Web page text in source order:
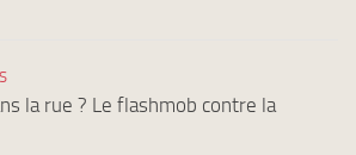
la rue ? Le flashmob contre la